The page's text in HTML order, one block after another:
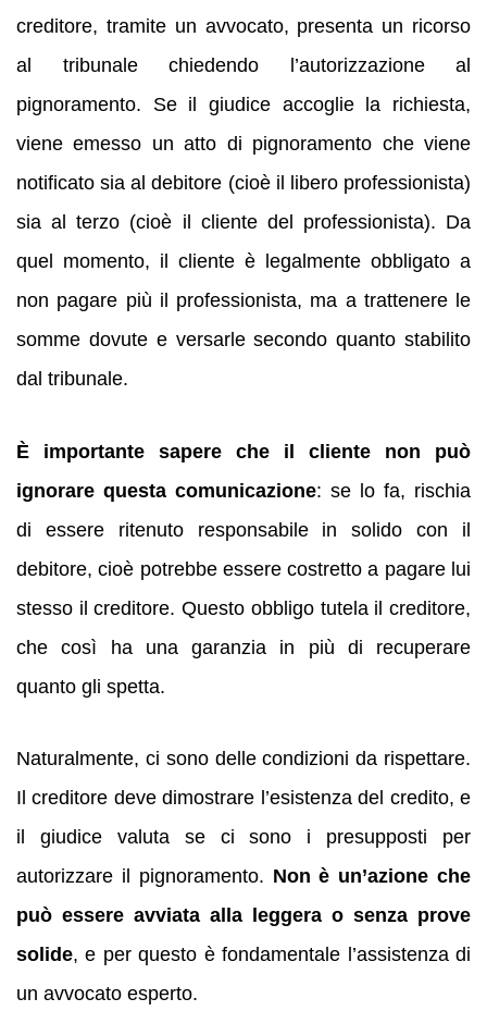
creditore, tramite un avvocato, presenta un ricorso
al tribunale chiedendo l’autorizzazione al
pignoramento. Se il giudice accoglie la richiesta,
viene emesso un atto di pignoramento che viene
notificato sia al debitore (cioè il libero professionista)
sia al terzo (cioè il cliente del professionista). Da
quel momento, il cliente è legalmente obbligato a
non pagare più il professionista, ma a trattenere le
somme dovute e versarle secondo quanto stabilito
dal tribunale.
È importante sapere che il cliente non può
ignorare questa comunicazione: se lo fa, rischia
di essere ritenuto responsabile in solido con il
debitore, cioè potrebbe essere costretto a pagare lui
stesso il creditore. Questo obbligo tutela il creditore,
che così ha una garanzia in più di recuperare
quanto gli spetta.
Naturalmente, ci sono delle condizioni da rispettare.
Il creditore deve dimostrare l’esistenza del credito, e
il giudice valuta se ci sono i presupposti per
autorizzare il pignoramento. Non è un’azione che
può essere avviata alla leggera o senza prove
solide, e per questo è fondamentale l’assistenza di
un avvocato esperto.